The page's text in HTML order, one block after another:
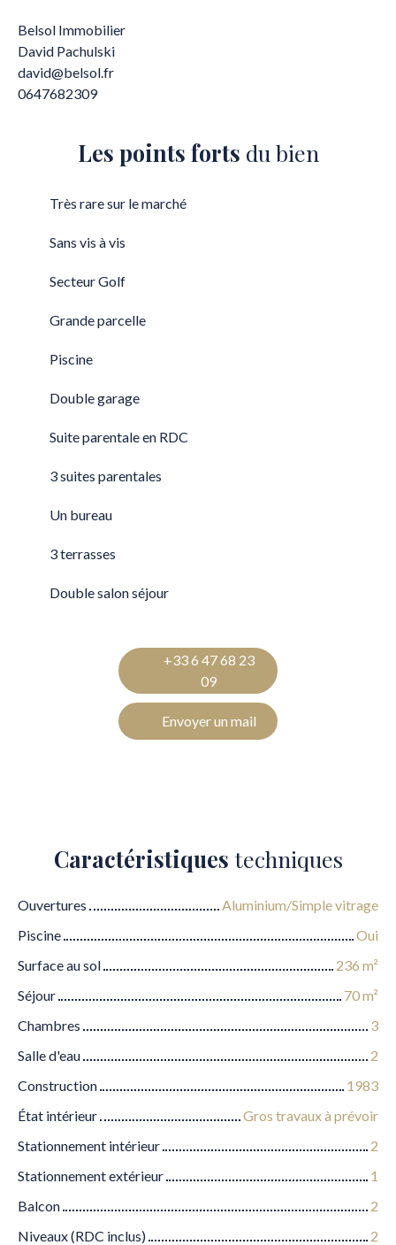
Belsol Immobilier
David Pachulski
david@belsol.fr
0647682309
Les points forts du bien
Très rare sur le marché
Sans vis à vis
Secteur Golf
Grande parcelle
Piscine
Double garage
Suite parentale en RDC
3 suites parentales
Un bureau
3 terrasses
Double salon séjour
+33 6 47 68 23
09
Envoyer un mail
Caractéristiques techniques
Ouvertures
Aluminium/Simple vitrage
Piscine
Oui
Surface au sol
236 m²
Séjour
70m²
Chambres
3
Salle d'eau
2
Construction
1983
État intérieur
Gros travaux à prévoir
Stationnement intérieur
2
Stationnement extérieur
1
Balcon
2
Niveaux (RDC inclus)
2